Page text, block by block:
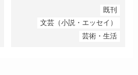
既刊
文芸（小説・エッセイ）
芸術・生活